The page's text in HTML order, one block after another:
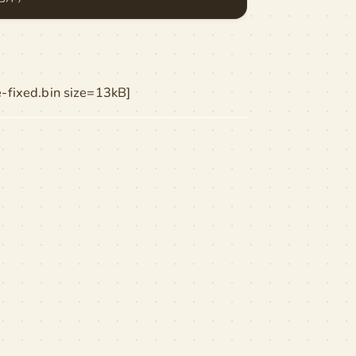
size=13kB]